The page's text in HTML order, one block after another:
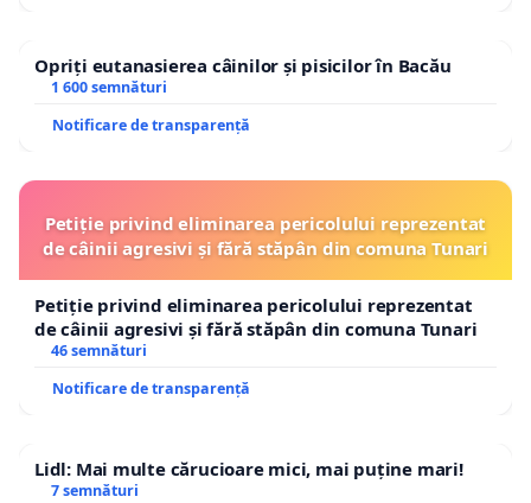
Opriți eutanasierea câinilor și pisicilor în Bacău
1 600 semnături
Notificare de transparență
Petiție privind eliminarea pericolului reprezentat
de câinii agresivi și fără stăpân din comuna Tunari
Petiție privind eliminarea pericolului reprezentat
de câinii agresivi și fără stăpân din comuna Tunari
46 semnături
Notificare de transparență
Lidl: Mai multe cărucioare mici, mai puține mari!
7 semnături